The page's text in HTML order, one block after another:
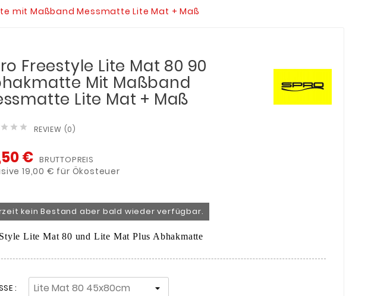
mit Maßband Messmatte Lite Mat + Maß
Freestyle Lite Mat 80 90
Mit Maßband
Lite Mat + Maß
   REVIEW (0)
€ BRUTTOPREIS
19,00 € für Ökosteuer
kein Bestand aber bald wieder verfügbar.
Lite Mat 80 und Lite Mat Plus Abhakmatte
: